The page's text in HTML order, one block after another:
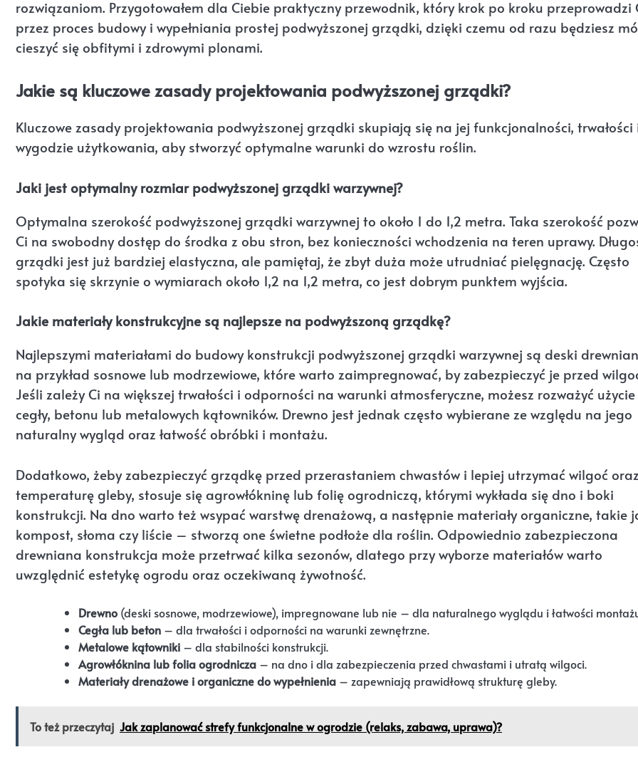
rozwiązaniom. Przygotowałem dla Ciebie praktyczny przewodnik, który krok po kroku przeprowadzi
przez proces budowy i wypełniania prostej podwyższonej grządki, dzięki czemu od razu będziesz
cieszyć się obfitymi i zdrowymi plonami.
Jakie są kluczowe zasady projektowania podwyższonej grządki?
Kluczowe zasady projektowania podwyższonej grządki skupiają się na jej funkcjonalności, trwałości
wygodzie użytkowania, aby stworzyć optymalne warunki do wzrostu roślin.
Jaki jest optymalny rozmiar podwyższonej grządki warzywnej?
Optymalna szerokość podwyższonej grządki warzywnej to około 1 do 1,2 metra. Taka szerokość
Ci na swobodny dostęp do środka z obu stron, bez konieczności wchodzenia na teren uprawy.
grządki jest już bardziej elastyczna, ale pamiętaj, że zbyt duża może utrudniać pielęgnację. Często
spotyka się skrzynie o wymiarach około 1,2 na 1,2 metra, co jest dobrym punktem wyjścia.
Jakie materiały konstrukcyjne są najlepsze na podwyższoną grządkę?
Najlepszymi materiałami do budowy konstrukcji podwyższonej grządki warzywnej są deski
na przykład sosnowe lub modrzewiowe, które warto zaimpregnować, by zabezpieczyć je przed
Jeśli zależy Ci na większej trwałości i odporności na warunki atmosferyczne, możesz rozważyć użycie
cegły, betonu lub metalowych kątowników. Drewno jest jednak często wybierane ze względu na jego
naturalny wygląd oraz łatwość obróbki i montażu.
Dodatkowo, żeby zabezpieczyć grządkę przed przerastaniem chwastów i lepiej utrzymać wilgoć
temperaturę gleby, stosuje się agrowłókninę lub folię ogrodniczą, którymi wykłada się dno i boki
konstrukcji. Na dno warto też wsypać warstwę drenażową, a następnie materiały organiczne, takie
kompost, słoma czy liście – stworzą one świetne podłoże dla roślin. Odpowiednio zabezpieczona
drewniana konstrukcja może przetrwać kilka sezonów, dlatego przy wyborze materiałów warto
uwzględnić estetykę ogrodu oraz oczekiwaną żywotność.
Drewno (deski sosnowe, modrzewiowe), impregnowane lub nie – dla naturalnego wyglądu i łatwości
Cegła lub beton – dla trwałości i odporności na warunki zewnętrzne.
Metalowe kątowniki – dla stabilności konstrukcji.
Agrowłóknina lub folia ogrodnicza – na dno i dla zabezpieczenia przed chwastami i utratą wilgoci.
Materiały drenażowe i organiczne do wypełnienia – zapewniają prawidłową strukturę gleby.
To też przeczytaj Jak zaplanować strefy funkcjonalne w ogrodzie (relaks, zabawa, uprawa)?